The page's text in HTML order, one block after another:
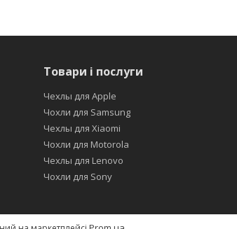
Товари і послуги
Чехлы для Apple
Чохли для Samsung
Чехлы для Xiaomi
Чохли для Motorola
Чехлы для Lenovo
Чохли для Sony